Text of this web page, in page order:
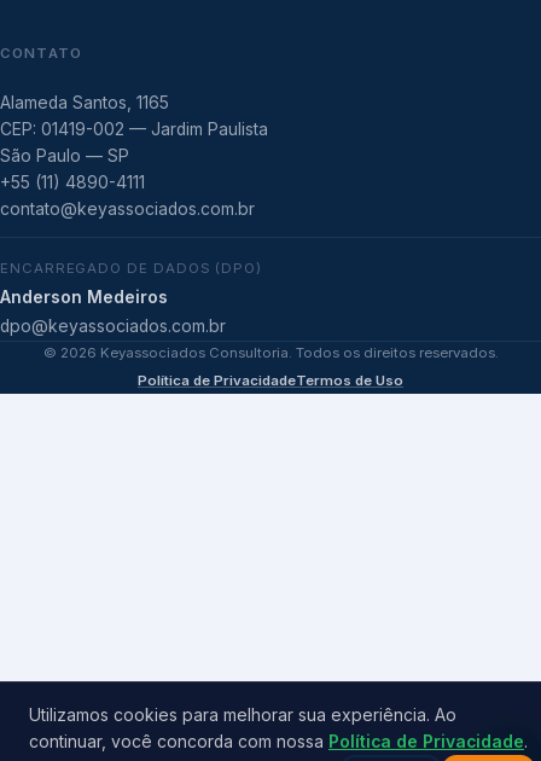
CONTATO
Alameda Santos, 1165
CEP: 01419-002 — Jardim Paulista
São Paulo — SP
+55 (11) 4890-4111
contato@keyassociados.com.br
ENCARREGADO DE DADOS (DPO)
Anderson Medeiros
dpo@keyassociados.com.br
© 2026 Keyassociados Consultoria. Todos os direitos reservados.
Política de PrivacidadeTermos de Uso
Utilizamos cookies para melhorar sua experiência. Ao
continuar, você concorda com nossa Política de Privacidade.